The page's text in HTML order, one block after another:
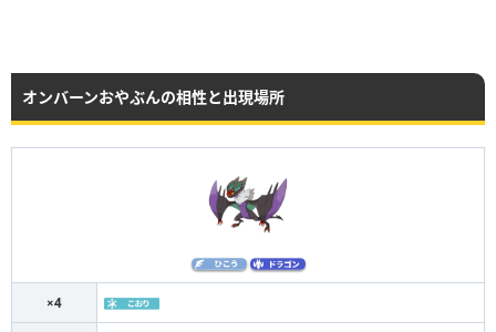
オンバーンおやぶんの相性と出現場所
×4